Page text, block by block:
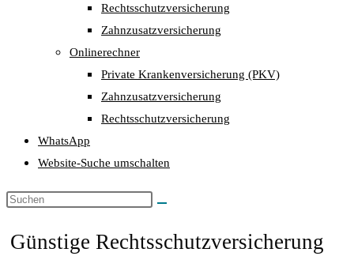
Rechtsschutzversicherung
Zahnzusatzversicherung
Onlinerechner
Private Krankenversicherung (PKV)
Zahnzusatzversicherung
Rechtsschutzversicherung
WhatsApp
Website-Suche umschalten
Günstige Rechtsschutzversicherung